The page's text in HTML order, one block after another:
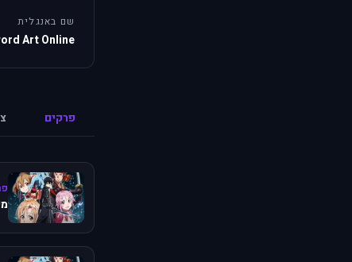
שם באנגלית
Art Online
פרקים